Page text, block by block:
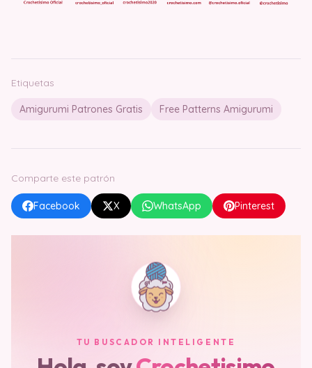
Etiquetas
Amigurumi Patrones Gratis Free Patterns Amigurumi
Comparte este patrón
Facebook X WhatsApp Pinterest
TU BUSCADOR INTELIGENTE